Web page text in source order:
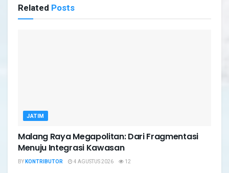
Related Posts
JATIM
Malang Raya Megapolitan: Dari Fragmentasi
Menuju Integrasi Kawasan
BYKONTRIBUTOR 4 AGUSTUS 2026 12